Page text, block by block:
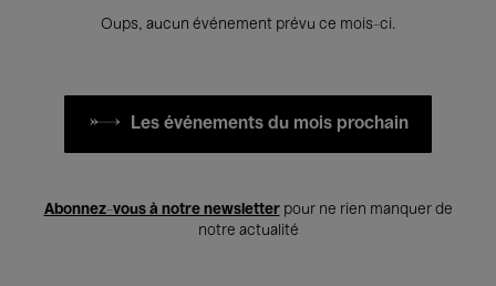
Oups, aucun événement prévu ce mois-ci.
Les événements du mois prochain
Abonnez-vous à notre newsletterpour ne rien manquer de
notre actualité